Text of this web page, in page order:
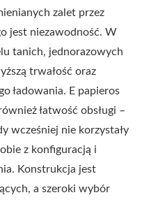
zalet przez
jest niezawodność. W
tanich, jednorazowych
trwałość oraz
ładowania. E papieros
łatwość obsługi –
wcześniej nie korzystały
z konfiguracją i
Konstrukcja jest
a szeroki wybór